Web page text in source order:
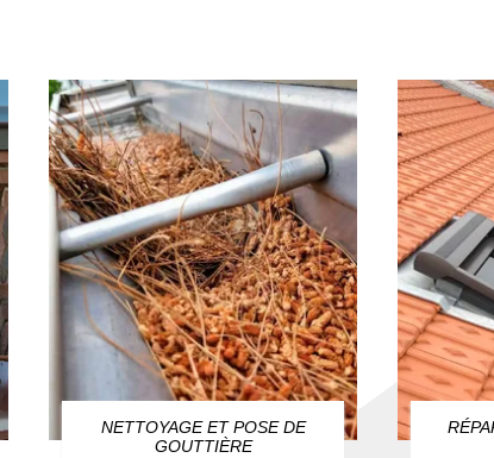
NETTOYAGE ET POSE DE
GOUTTIÈRE